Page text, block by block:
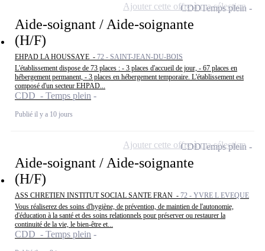
Aide-soignant / Aide-soignante
(H/F)
EHPAD LA HOUSSAYE - 72 - SAINT-JEAN-DU-BOIS
L'établissement dispose de 73 places : - 3 places d'accueil de jour, - 67 places en
hébergement permanent, - 3 places en hébergement temporaire. L'établissement est
composé d'un secteur EHPAD...
CDD - Temps plein
Publié il y a 10 jours
CDDTemps plein
Ajouter cette offre à ma sélection
Aide-soignant / Aide-soignante
(H/F)
ASS CHRETIEN INSTITUT SOCIAL SANTE FRAN - 72 - YVRE L EVEQUE
Vous réaliserez des soins d'hygiène, de prévention, de maintien de l'autonomie,
d'éducation à la santé et des soins relationnels pour préserver ou restaurer la
continuité de la vie, le bien-être et...
CDD - Temps plein
CDDTemps plein
Ajouter cette offre à ma sélection